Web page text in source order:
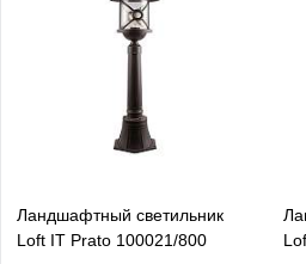
Ландшафтный светильник
Loft IT Prato 100021/800